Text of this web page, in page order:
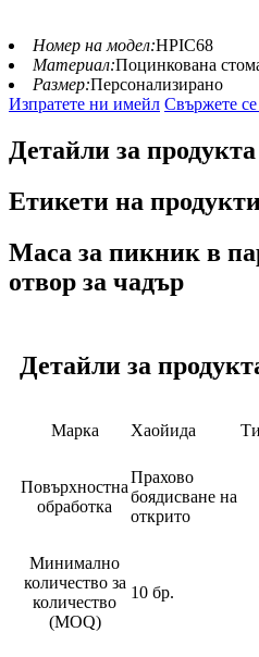
Номер на модел:HPIC68
Материал:Поцинкована
Размер:Персонализирано
Изпратете ни имейл Свържете се
Детайли за продукта
Етикети на
Маса за пикник в
отвор за чадър
Детайли за
Марка Хаойида
Повърхностна
обработка
Прахово
боядисване на
открито
Минимално
количество за
количество
(MOQ)
10 бр.